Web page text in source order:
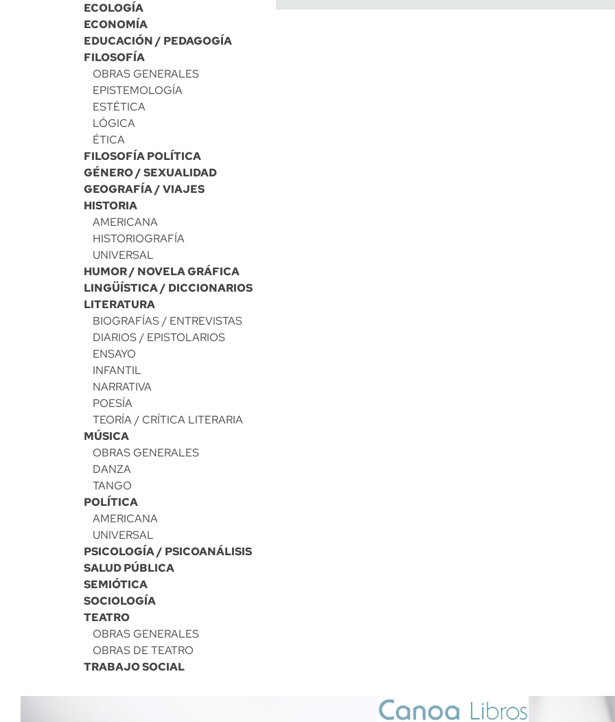
ECOLOGÍA
ECONOMÍA
EDUCACIÓN / PEDAGOGÍA
FILOSOFÍA
OBRAS GENERALES
EPISTEMOLOGÍA
ESTÉTICA
LÓGICA
ÉTICA
FILOSOFÍA POLÍTICA
GÉNERO / SEXUALIDAD
GEOGRAFÍA / VIAJES
HISTORIA
AMERICANA
HISTORIOGRAFÍA
UNIVERSAL
HUMOR / NOVELA GRÁFICA
LINGÜÍSTICA / DICCIONARIOS
LITERATURA
BIOGRAFÍAS / ENTREVISTAS
DIARIOS / EPISTOLARIOS
ENSAYO
INFANTIL
NARRATIVA
POESÍA
TEORÍA / CRÍTICA LITERARIA
MÚSICA
OBRAS GENERALES
DANZA
TANGO
POLÍTICA
AMERICANA
UNIVERSAL
PSICOLOGÍA / PSICOANÁLISIS
SALUD PÚBLICA
SEMIÓTICA
SOCIOLOGÍA
TEATRO
OBRAS GENERALES
OBRAS DE TEATRO
TRABAJO SOCIAL